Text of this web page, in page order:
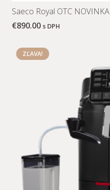
Saeco Royal OTC NOVINKA
€890.00 s DPH
ZĽAVA!